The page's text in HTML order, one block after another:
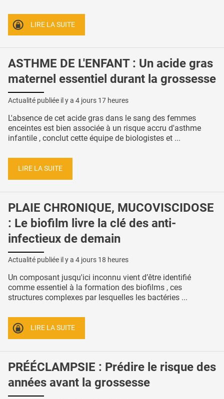
LIRE LA SUITE
ASTHME DE L'ENFANT : Un acide gras
maternel essentiel durant la grossesse
Actualité publiée il y a 4 jours 17 heures
L'absence de cet acide gras dans le sang des femmes
enceintes est bien associée à un risque accru d'asthme
infantile , conclut cette équipe de biologistes et ...
LIRE LA SUITE
PLAIE CHRONIQUE, MUCOVISCIDOSE
: Le biofilm livre la clé des anti-
infectieux de demain
Actualité publiée il y a 4 jours 18 heures
Un composant jusqu'ici inconnu vient d’être identifié
comme essentiel à la formation des biofilms , ces
structures complexes par lesquelles les bactéries ...
LIRE LA SUITE
PRÉÉCLAMPSIE : Prédire le risque des
années avant la grossesse